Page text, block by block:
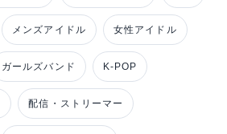
メンズアイドル 女性アイドル
ガールズバンド K-POP
配信・ストリーマー